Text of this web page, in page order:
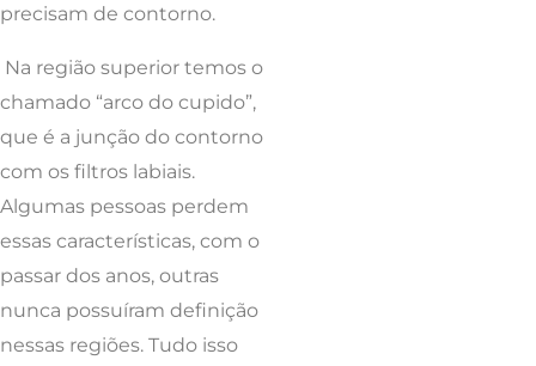
precisam de contorno.
Na região superior temos o
chamado “arco do cupido”,
que é a junção do contorno
com os filtros labiais.
Algumas pessoas perdem
essas características, com o
passar dos anos, outras
nunca possuíram definição
nessas regiões. Tudo isso